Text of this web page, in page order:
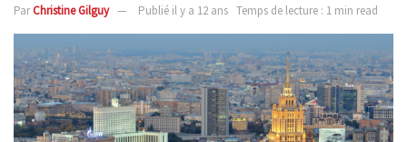
ParChristine Gilguy Publié il y a 12 ans Temps de lecture : 1 min read